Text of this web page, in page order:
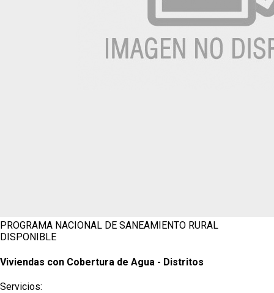
PROGRAMA NACIONAL DE SANEAMIENTO RURAL
DISPONIBLE
Viviendas con Cobertura de Agua - Distritos
Servicios: